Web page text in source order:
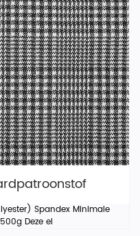
Spandex Minimale
Deze el